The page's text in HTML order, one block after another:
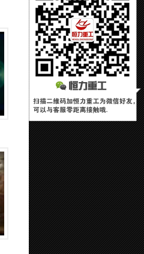
首页 1 2 下一页 末页